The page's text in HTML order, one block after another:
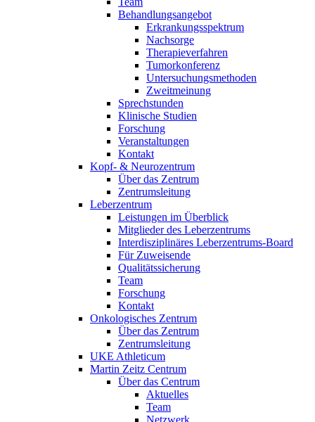
Behandlungsangebot
Erkrankungsspektrum
Nachsorge
Therapieverfahren
Tumorkonferenz
Untersuchungsmethoden
Zweitmeinung
Sprechstunden
Klinische Studien
Forschung
Veranstaltungen
Kontakt
Kopf- & Neurozentrum
Über das Zentrum
Zentrumsleitung
Leberzentrum
Leistungen im Überblick
Mitglieder des Leberzentrums
Interdisziplinäres Leberzentrums-Board
Für Zuweisende
Qualitätssicherung
Team
Forschung
Kontakt
Onkologisches Zentrum
Über das Zentrum
Zentrumsleitung
UKE Athleticum
Martin Zeitz Centrum
Über das Centrum
Aktuelles
Team
Netzwerk